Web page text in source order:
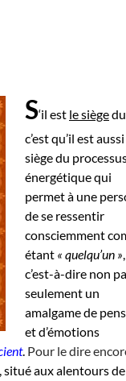
S‘il est le siège
c’est qu’il est
siège du
énergétique qui
permet à une
de se ressentir
consciemment
étant « quelqu’un »,
c’est-à-dire non
seulement un
amalgame de
et d’émotions
. Pour le dire
situé aux alentours de